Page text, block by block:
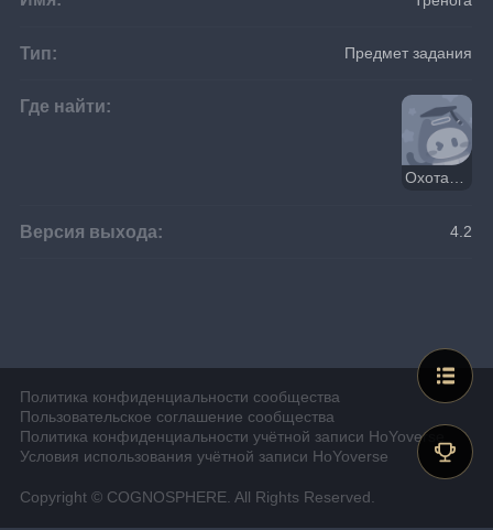
Тип: Предмет задания
Где найти:
Версия выхода: 4.2
Политика конфиденциальности сообщества
Пользовательское соглашение сообщества
Политика конфиденциальности учётной записи HoYoverse
Условия использования учётной записи HoYoverse
Copyright © COGNOSPHERE. All Rights Reserved.